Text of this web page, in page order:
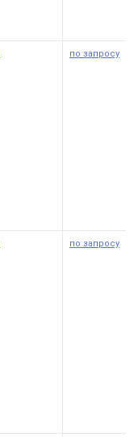
по запросу
по запросу